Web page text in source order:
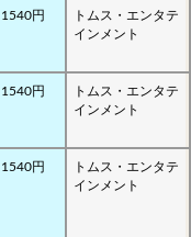
1540円
トムス・エンタテ
インメント
1540円
トムス・エンタテ
インメント
1540円
トムス・エンタテ
インメント